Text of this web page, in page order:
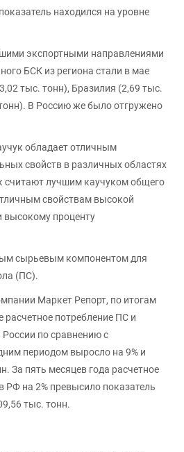
находился на уровне
экспортными направлениями
БСК из региона стали в мае
тыс. тонн), Бразилия (2,69 тыс.
В Россию же было отгружено
обладает отличным
свойств в различных областях
считают лучшим каучуком общего
свойствам высокой
высокому проценту
сырьевым компонентом для
(ПС).
Маркет Репорт, по итогам
расчетное потребление ПС и
по сравнению с
периодом выросло на 9% и
За пять месяцев года расчетное
РФ на 2% превысило показатель
тыс. тонн.